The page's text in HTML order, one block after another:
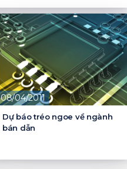
08/04/2011
Dự báo tréo ngoe về ngành
bán dẫn